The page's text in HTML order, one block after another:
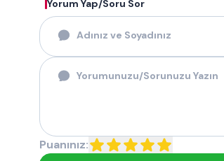
Yorum Yap/Soru Sor
Puanınız: